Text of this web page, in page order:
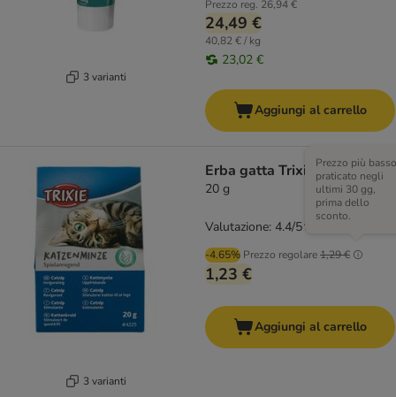
3 varianti
Prezzo reg. 26,94 €
24,49 €
40,82 € / kg
23,02 €
Aggiungi al carrello
3 varianti
Erba gatta Trixie
20 g
-4.65% Prezzo regolare1,29 €
Prezzo più basso
praticato negli
ultimi 30 gg,
prima dello
sconto.
1,23 €
Valutazione: 4.4/5
Aggiungi al carrello